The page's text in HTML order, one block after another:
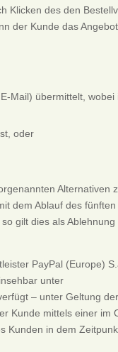
Klicken des den
der Kunde das
Mail) übermittelt,
oder
Alternativen
dem Ablauf des
gilt dies als
PayPal (Europe)
unter
– unter Geltung
Kunde mittels einer im
Kunden in dem